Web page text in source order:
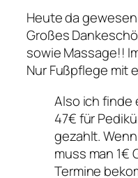
Heute da
Großes
sowie Massage!!
Nur Fußpflege mit
Also ich finde
47€ für
gezahlt.
muss man 1€
Termine